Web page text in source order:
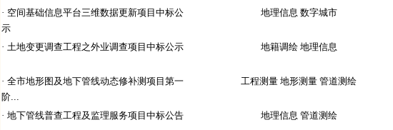
· 空间基础信息平台三维数据更新项目中标公
示
地理信息 数字城市
· 土地变更调查工程之外业调查项目中标公示 地籍调绘 地理信息
· 全市地形图及地下管线动态修补测项目第一
阶...
工程测量 地形测量 管道测绘
· 地下管线普查工程及监理服务项目中标公告 地理信息 管道测绘